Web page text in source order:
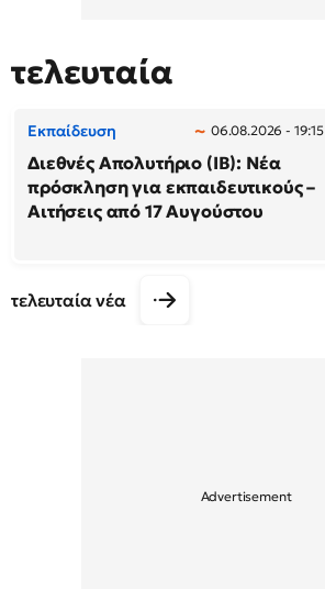
τελευταία
Εκπαίδευση 06.08.2026 - 19:15
Διεθνές Απολυτήριο (IB): Νέα
πρόσκληση για εκπαιδευτικούς –
Αιτήσεις από 17 Αυγούστου
τελευταία νέα